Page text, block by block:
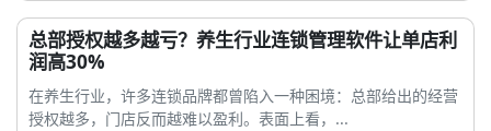
总部授权越多越亏？养生行业连锁管理软件让单店利
润高30%
在养生行业，许多连锁品牌都曾陷入一种困境：总部给出的经营
授权越多，门店反而越难以盈利。表面上看，...